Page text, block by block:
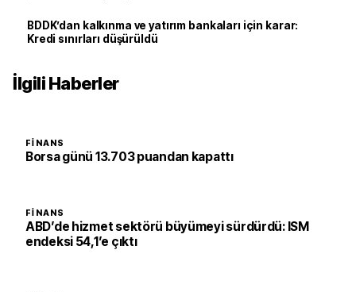
BDDK’dan kalkınma ve yatırım bankaları için karar:
Kredi sınırları düşürüldü
İlgili Haberler
FINANS
Borsa günü 13.703 puandan kapattı
FINANS
ABD’de hizmet sektörü büyümeyi sürdürdü: ISM
endeksi 54,1’e çıktı